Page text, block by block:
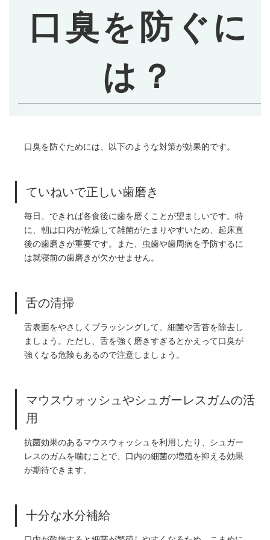
口臭を防ぐに
は？
口臭を防ぐためには、以下のような対策が効果的です。
ていねいで正しい歯磨き
毎日、できれば各食後に歯を磨くことが望ましいです。特
に、朝は口内が乾燥して雑菌がたまりやすいため、起床直
後の歯磨きが重要です。また、虫歯や歯周病を予防するに
は就寝前の歯磨きが欠かせません。
舌の清掃
舌表面をやさしくブラッシングして、細菌や舌苔を除去し
ましょう。ただし、舌を強く磨きすぎるとかえって口臭が
強くなる危険もあるので注意しましょう。
マウスウォッシュやシュガーレスガムの活
用
抗菌効果のあるマウスウォッシュを利用したり、シュガー
レスのガムを噛むことで、口内の細菌の増殖を抑える効果
が期待できます。
十分な水分補給